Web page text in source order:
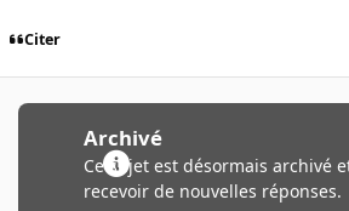
Citer
Archivé
Ce sujet est désormais archivé
recevoir de nouvelles réponses.